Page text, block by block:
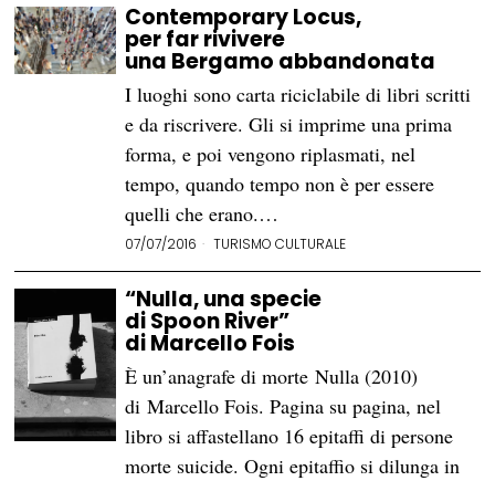
Contemporary Locus,
per far rivivere
una Bergamo abbandonata
I luoghi sono carta riciclabile di libri scritti
e da riscrivere. Gli si imprime una prima
forma, e poi vengono riplasmati, nel
tempo, quando tempo non è per essere
quelli che erano.…
07/07/2016 TURISMO CULTURALE
“Nulla, una specie
di Spoon River”
di Marcello Fois
È un’anagrafe di morte Nulla (2010)
di Marcello Fois. Pagina su pagina, nel
libro si affastellano 16 epitaffi di persone
morte suicide. Ogni epitaffio si dilunga in